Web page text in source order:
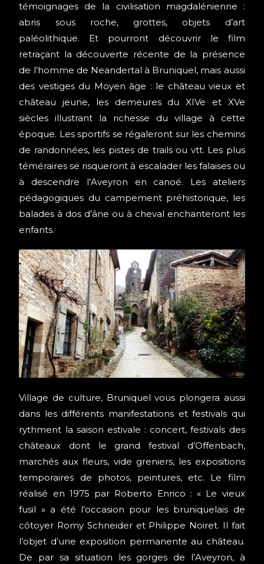
témoignages de la civilisation magdalénienne :
abris sous roche, grottes, objets d’art
paléolithique. Et pourront découvrir le film
retraçant la découverte récente de la présence
de l’homme de Neandertal à Bruniquel, mais aussi
des vestiges du Moyen âge : le château vieux et
château jeune, les demeures du XIVe et XVe
siècles illustrant la richesse du village à cette
époque. Les sportifs se régaleront sur les chemins
de randonnées, les pistes de trails ou vtt. Les plus
téméraires se risqueront à escalader les falaises ou
à descendre l’Aveyron en canoé. Les ateliers
pédagogiques du campement préhistorique, les
balades à dos d’âne ou à cheval enchanteront les
enfants.
Village de culture, Bruniquel vous plongera aussi
dans les différents manifestations et festivals qui
rythment la saison estivale : concert, festivals des
châteaux dont le grand festival d’Offenbach,
marchés aux fleurs, vide greniers, les expositions
temporaires de photos, peintures, etc. Le film
réalisé en 1975 par Roberto Enrico : « Le vieux
fusil » a été l’occasion pour les bruniquelais de
côtoyer Romy Schneider et Philippe Noiret. Il fait
l’objet d’une exposition permanente au château.
De par sa situation les gorges de l’Aveyron, à